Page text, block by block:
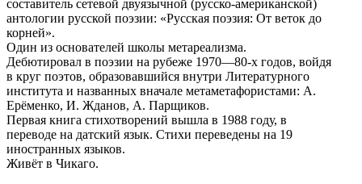
составитель сетевой двуязычной (русско-американской)
антологии русской поэзии: «Русская поэзия: От веток до
корней».
Один из основателей школы метареализма.
Дебютировал в поэзии на рубеже 1970—80-х годов, войдя
в круг поэтов, образовавшийся внутри Литературного
института и названных вначале метаметафористами: А.
Ерёменко, И. Жданов, А. Парщиков.
Первая книга стихотворений вышла в 1988 году, в
переводе на датский язык. Стихи переведены на 19
иностранных языков.
Живёт в Чикаго.